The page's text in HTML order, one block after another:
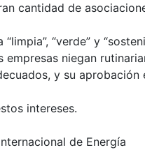
cantidad de
“verde” y
niegan
y su aprobación
intereses.
de Energía